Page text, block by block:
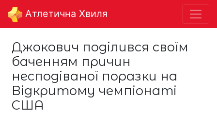
Aтлетична Хвиля
Джокович поділився своїм
баченням причин
несподіваної поразки на
Відкритому чемпіонаті
США